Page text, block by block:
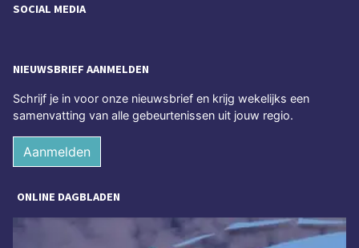
SOCIAL MEDIA
NIEUWSBRIEF AANMELDEN
Schrijf je in voor onze nieuwsbrief en krijg wekelijks een
samenvatting van alle gebeurtenissen uit jouw regio.
Aanmelden
ONLINE DAGBLADEN